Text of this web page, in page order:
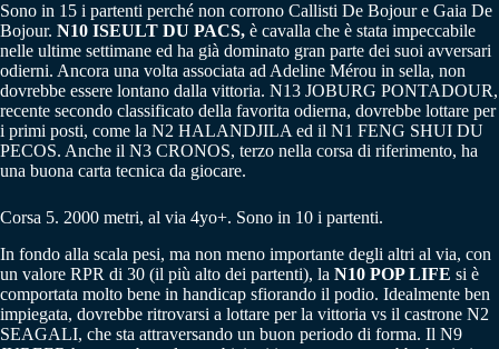
Sono in 15 i partenti perché non corrono Callisti De Bojour e Gaia De
Bojour. N10 ISEULT DU PACS, è cavalla che è stata impeccabile
nelle ultime settimane ed ha già dominato gran parte dei suoi avversari
odierni. Ancora una volta associata ad Adeline Mérou in sella, non
dovrebbe essere lontano dalla vittoria. N13 JOBURG PONTADOUR,
recente secondo classificato della favorita odierna, dovrebbe lottare per
i primi posti, come la N2 HALANDJILA ed il N1 FENG SHUI DU
PECOS. Anche il N3 CRONOS, terzo nella corsa di riferimento, ha
una buona carta tecnica da giocare.
Corsa 5. 2000 metri, al via 4yo+. Sono in 10 i partenti.
In fondo alla scala pesi, ma non meno importante degli altri al via, con
un valore RPR di 30 (il più alto dei partenti), la N10 POP LIFE si è
comportata molto bene in handicap sfiorando il podio. Idealmente ben
impiegata, dovrebbe ritrovarsi a lottare per la vittoria vs il castrone N2
SEAGALI, che sta attraversando un buon periodo di forma. Il N9